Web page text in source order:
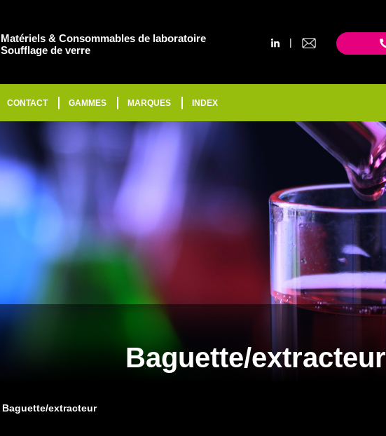
Matériels & Consommables de laboratoire
Soufflage de verre
|
CONTACT GAMMES MARQUES INDEX
Baguette/extracteur
Baguette/extracteur